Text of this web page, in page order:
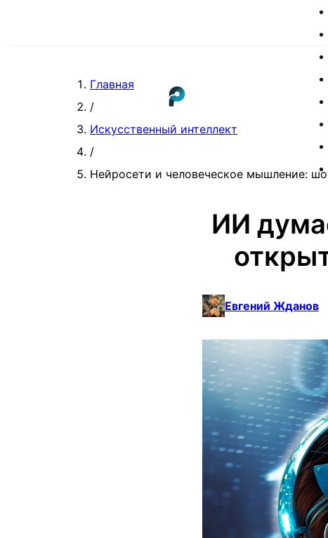
Главная
/
Искусственный интеллект
/
Нейросети и человеческое мышление:
ИИ
Евгений Жданов